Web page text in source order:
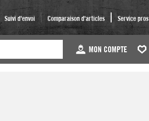
Suivi d'envoi Comparaison d'articles Service pros
MON COMPTE